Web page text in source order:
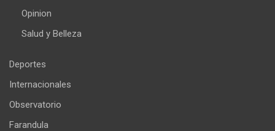
Opinion
Salud y Belleza
Deportes
Internacionales
Observatorio
Farandula